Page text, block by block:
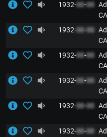
1932-00-00
1932-00-00
1932-00-00
1932-00-00
1932-00-00
1932-00-00